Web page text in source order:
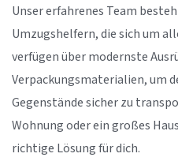
Unser erfahrenes Team
Umzugshelfern, die sich um
verfügen über modernste
Verpackungsmaterialien, um
Gegenstände sicher zu
Wohnung oder ein großes
richtige Lösung für dich.